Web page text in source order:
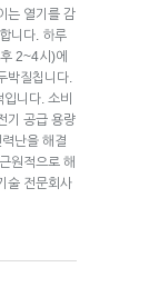
는 열기를 감
니다. 하루
2~4시)에
박질칩니다.
니다. 소비
기 공급 용량
난을 해결
원적으로 해
술 전문회사